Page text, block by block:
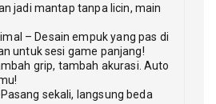
jadi mantap tanpa licin, main
– Desain empuk yang pas di
untuk sesi game panjang!
grip, tambah akurasi. Auto
sekali, langsung beda